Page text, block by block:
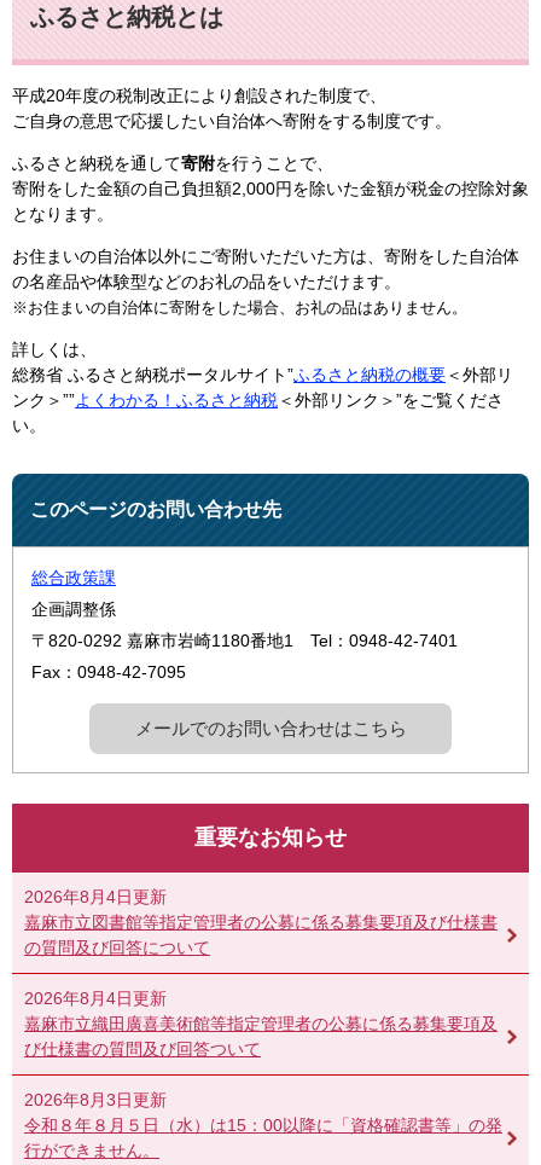
ふるさと納税とは
平成20年度の税制改正により創設された制度で、
ご自身の意思で応援したい自治体へ寄附をする制度です。
ふるさと納税を通して寄附を行うことで、
寄附をした金額の自己負担額2,000円を除いた金額が税金の控除対象
とな ります。​
お住まいの自治体以外にご寄附いただいた方は、寄附をした自治体
の名産品や体験型などのお礼の品をいただけます。
※お住まいの自治体に寄附をした場合、お礼の品はありません。
詳しくは、
総務省 ふるさと納税ポータルサイト”ふるさと納税の概要＜外部リ
ンク＞””よくわかる！ふるさと納税＜外部リンク＞”をご覧くださ
い。​​
このページのお問い合わせ先
総合政策課
企画調整係
〒820-0292 嘉麻市岩崎1180番地1
Tel：0948-42-7401
Fax：0948-42-7095
メールでのお問い合わせはこちら
重要なお知らせ
2026年8月4日更新
嘉麻市立図書館等指定管理者の公募に係る募集要項及び仕様書
の質問及び回答について
2026年8月4日更新
嘉麻市立織田廣喜美術館等指定管理者の公募に係る募集要項及
び仕様書の質問及び回答ついて
2026年8月3日更新
令和８年８月５日（水）は15：00以降に「資格確認書等」の発
行ができません。